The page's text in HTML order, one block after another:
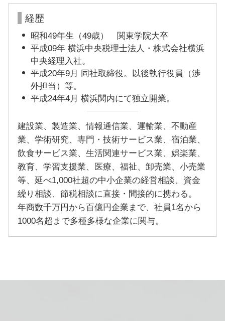
経歴
昭和49年生（49歳） 関東学院大卒
平成09年 横浜中央税理士法人・株式会社横浜
中央経理入社。
平成20年9月 同社取締役。以後執行役員（渉
外担当）等。
平成24年4月 横浜関内にて独立開業。
建設業、製造業、情報通信業、運輸業、不動産
業、学術研究、専門・技術サービス業、宿泊業、
飲食サービス業、生活関連サービス業、娯楽業、
教育、学習支援業、医療、福祉、卸売業、小売業
等、延べ1,000社超の中小企業の経営相談、資金
繰り相談、節税相談に直接・間接的に携わる。
年商数千万円から百億円企業まで、社員1名から
1000名超まで多種多様な企業に関与。